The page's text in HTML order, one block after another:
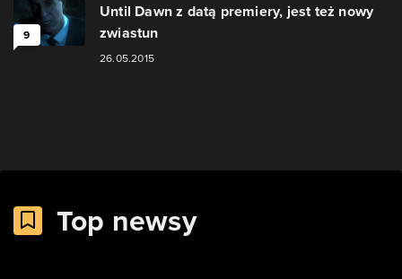
9
Until Dawn z datą premiery, jest też nowy
zwiastun
26.05.2015
Top newsy